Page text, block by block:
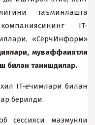
таъминлашга
IT-
«СёрчИнформ»
иялари, муваффаиятли
билан танишдилар.
IT-ечимлари билан
берилди.
сессияси мазмунли